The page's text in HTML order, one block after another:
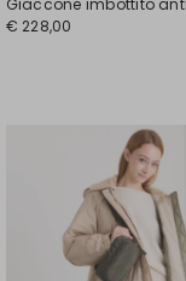
€ 228,00